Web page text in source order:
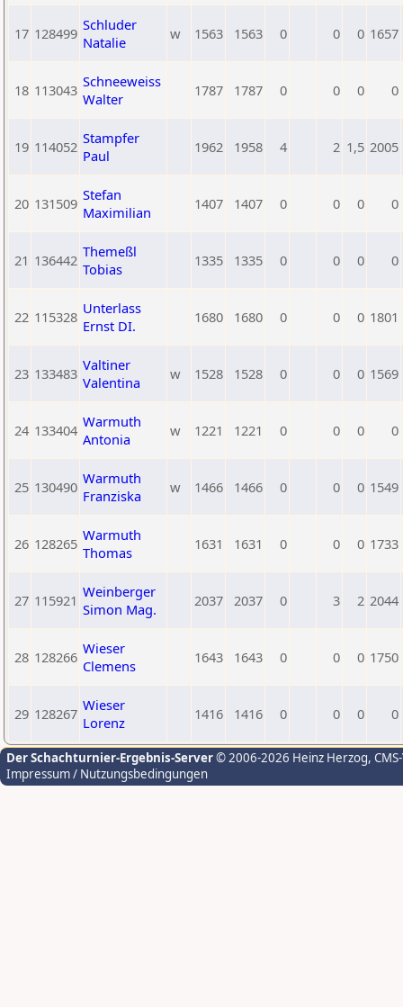
17 128499 Schluder
Natalie
w 1563 1563 0 0 0 1657
18 113043 Schneeweiss
Walter
1787 1787 0 0 0 0
19 114052 Stampfer
Paul
1962 1958 4 2 1,5 2005
20 131509 Stefan
Maximilian
1407 1407 0 0 0 0
21 136442 Themeßl
Tobias
1335 1335 0 0 0 0
22 115328 Unterlass
Ernst DI.
1680 1680 0 0 0 1801
23 133483 Valtiner
Valentina
w 1528 1528 0 0 0 1569
24 133404 Warmuth
Antonia
w 1221 1221 0 0 0 0
25 130490 Warmuth
Franziska
w 1466 1466 0 0 0 1549
26 128265 Warmuth
Thomas
1631 1631 0 0 0 1733
27 115921 Weinberger
Simon Mag.
2037 2037 0 3 2 2044
28 128266 Wieser
Clemens
1643 1643 0 0 0 1750
29 128267 Wieser
Lorenz
1416 1416 0 0 0 0
Der Schachturnier-Ergebnis-Server© 2006-2026 Heinz Herzog,
Impressum / Nutzungsbedingungen